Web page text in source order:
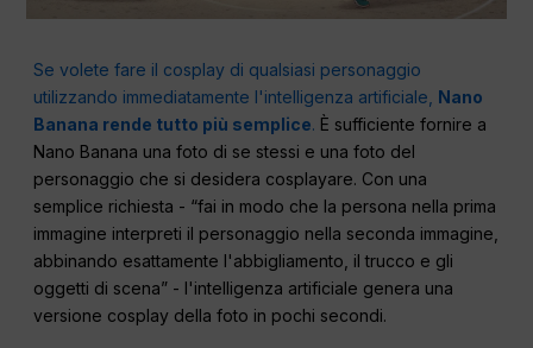
Se volete fare il cosplay di qualsiasi personaggio
utilizzando immediatamente l'intelligenza artificiale, Nano
Banana rende tutto più semplice. È sufficiente fornire a
Nano Banana una foto di se stessi e una foto del
personaggio che si desidera cosplayare. Con una
semplice richiesta - “fai in modo che la persona nella prima
immagine interpreti il personaggio nella seconda immagine,
abbinando esattamente l'abbigliamento, il trucco e gli
oggetti di scena” - l'intelligenza artificiale genera una
versione cosplay della foto in pochi secondi.